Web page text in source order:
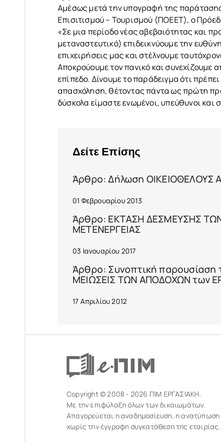
Αμέσως μετά την υπογραφή της
Επισιτισμού – Τουρισμού (ΠΟΕΕΤ), ο
«Σε μια περίοδο νέας αβεβαιότητας και
μεταναστευτικό) επιδεικνύουμε την
επιχειρήσεις μας και στέλνουμε
Αποκρούουμε τον πανικό και
επίπεδο. Δίνουμε το παράδειγμα ότι
απασχόληση, θέτοντας πάντα ως πρώτη
δύσκολα είμαστε ενωμένοι, υπεύθυνοι και
Δείτε Επίσης
Άρθρο: Δήλωση
01 Φεβρουαρίου 2013
Άρθρο: ΕΚΤΑΣΗ ΔΕΣΜΕΥΣΗΣ
ΜΕΤΕΝΕΡΓΕΙΑΣ
03 Ιανουαρίου 2017
Άρθρο: Συνοπτική παρουσίαση
ΜΕΙΩΣΕΙΣ ΤΩΝ ΑΠΟΔΟΧΩΝ των
17 Απριλίου 2012
Copyright © 2008 - 2026 ΠΙΜ ΕΡΓΑΣΙΑΚΗ.
Με την επιφύλαξη όλων των δικαιωμάτων.
Απαγορεύεται η αναδημοσίευση, η ανατύπωση
χωρίς την έγγραφη συγκατάθεση της εταιρίας.